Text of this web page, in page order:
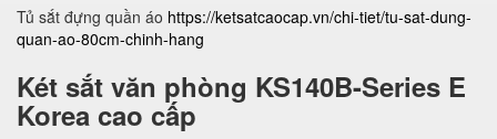
Tủ sắt đựng quần áo https://ketsatcaocap.vn/chi-tiet/tu-sat-dung-
quan-ao-80cm-chinh-hang
Két sắt văn phòng KS140B-Series E
Korea cao cấp